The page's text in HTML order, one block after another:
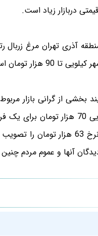
دربازار زیاد است.
90 هزار تومان است.
بخشی از گرانی بازار
شود که مرغ کیلویی 70
ستاد تنظیم بازار نرخ 63
آنها و عموم مردم